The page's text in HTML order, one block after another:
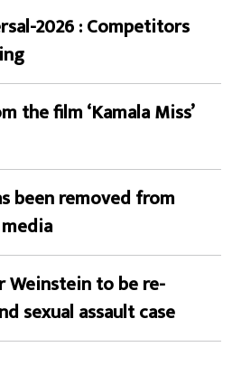
2026 : Competitors
the film ‘Kamala Miss’
been removed from
Weinstein to be re-
sexual assault case